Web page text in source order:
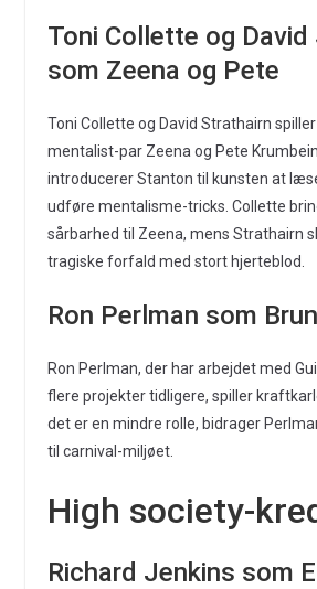
Toni Collette og David
som Zeena og Pete
Toni Collette og David Strathairn
mentalist-par Zeena og Pete
introducerer Stanton til kunsten at
udføre mentalisme-tricks. Collette
sårbarhed til Zeena, mens Strathairn
tragiske forfald med stort hjerteblod.
Ron Perlman som
Ron Perlman, der har arbejdet med
flere projekter tidligere, spiller
det er en mindre rolle, bidrager
til carnival-miljøet.
High society-
Richard Jenkins som